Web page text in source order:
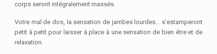
corps seront intégralement massés.
Votre mal de dos, la sensation de jambes lourdes… s’estamperont
petit à petit pour laisser à place à une sensation de bien être et de
relaxation.